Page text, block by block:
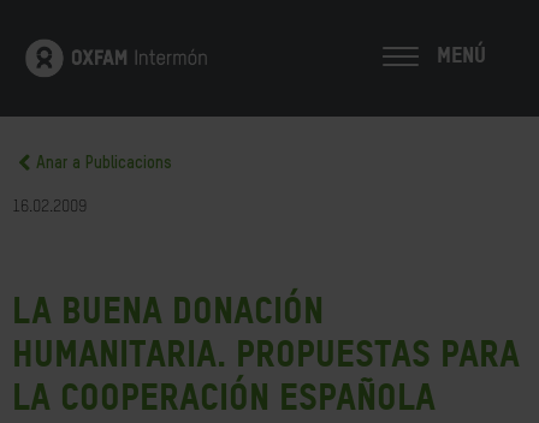
MENÚ
Anar a Publicacions
16.02.2009
La buena donación
humanitaria. Propuestas para
la cooperación española